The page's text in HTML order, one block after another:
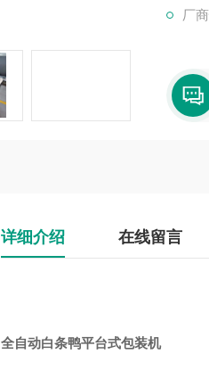
厂
详细介绍 在线留言
全自动白条鸭平台式包装机